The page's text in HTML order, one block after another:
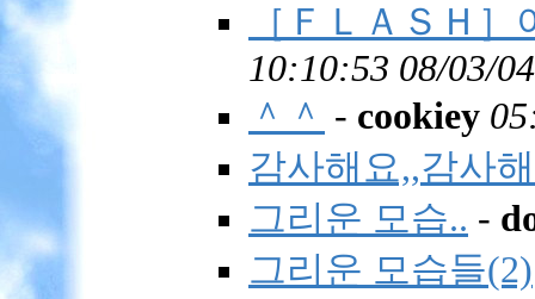
［ＦＬＡＳＨ
10:10:53 08/03/04
＾＾ - cookiey
감사해요,,감사
그리운 모습.. -
그리운 모습들(2)